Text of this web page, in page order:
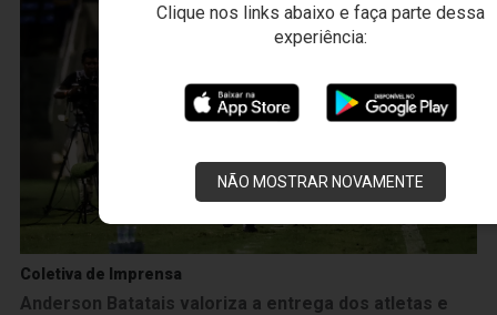
Clique nos links abaixo e faça parte dessa
experiência:
NÃO MOSTRAR NOVAMENTE
Coletiva de Imprensa
Anderson Batatais valoriza a entrega dos atletas e